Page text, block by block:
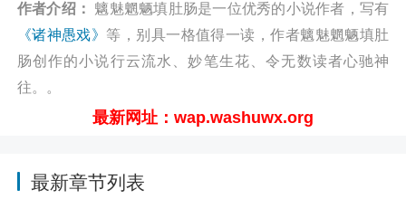
作者介绍：
魑魅魍魉填肚肠是一位优秀的小说作者，写有
《诸神愚戏》 等，别具一格值得一读，作者魑魅魍魉填肚
肠创作的小说行云流水、妙笔生花、令无数读者心驰神
往。。
最新网址：wap.washuwx.org
最新章节列表